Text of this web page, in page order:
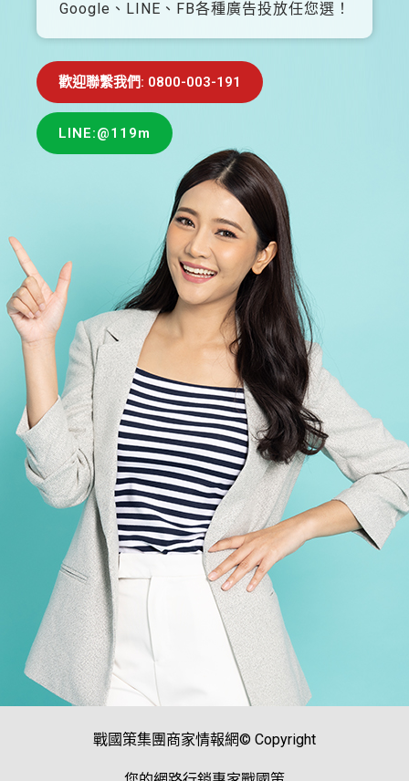
Google、LINE、FB各種廣告投放任您選！
歡迎聯繫我們: 0800-003-191
LINE:@119m
戰國策集團商家情報網© Copyright